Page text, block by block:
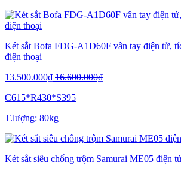
Két sắt Bofa FDG-A1D60F vân tay điện tử,
điện thoại
13.500.000₫ 16.600.000₫
C615*R430*S395
T.lượng: 80kg
Két sắt siêu chống trộm Samurai ME05 điện